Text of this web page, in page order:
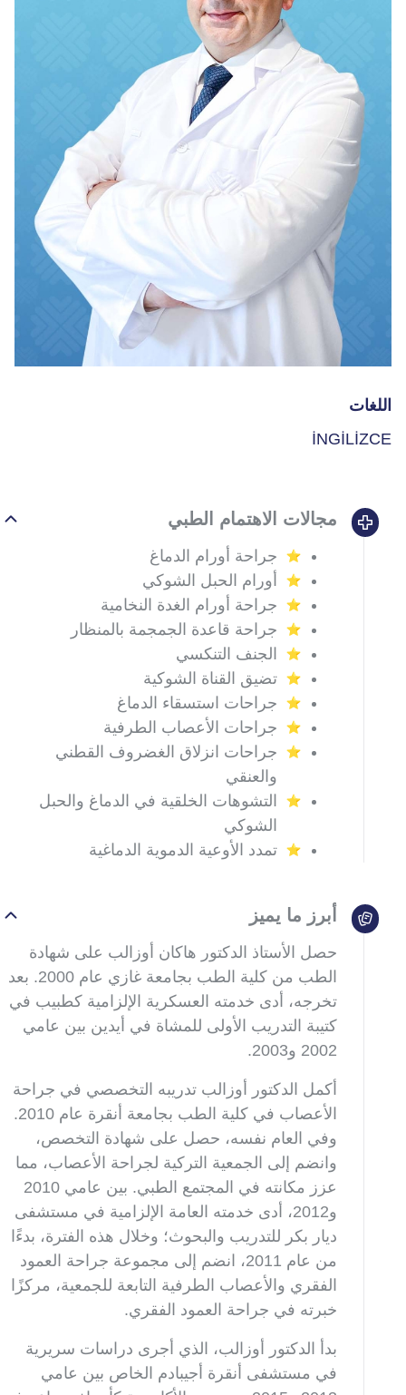
اللغات
İNGİLİZCE
مجالات الاهتمام الطبي
جراحة أورام الدماغ
أورام الحبل الشوكي
جراحة أورام الغدة النخامية
جراحة قاعدة الجمجمة بالمنظار
الجنف التنكسي
تضيق القناة الشوكية
جراحات استسقاء الدماغ
جراحات الأعصاب الطرفية
جراحات انزلاق الغضروف القطني
والعنقي
التشوهات الخلقية في الدماغ والحبل
الشوكي
تمدد الأوعية الدموية الدماغية
أبرز ما يميز
حصل الأستاذ الدكتور هاكان أوزالب على شهادة
الطب من كلية الطب بجامعة غازي عام 2000. بعد
تخرجه، أدى خدمته العسكرية الإلزامية كطبيب في
كتيبة التدريب الأولى للمشاة في أيدين بين عامي
2002 و2003.
أكمل الدكتور أوزالب تدريبه التخصصي في جراحة
الأعصاب في كلية الطب بجامعة أنقرة عام 2010.
وفي العام نفسه، حصل على شهادة التخصص،
وانضم إلى الجمعية التركية لجراحة الأعصاب، مما
عزز مكانته في المجتمع الطبي. بين عامي 2010
و2012، أدى خدمته العامة الإلزامية في مستشفى
ديار بكر للتدريب والبحوث؛ وخلال هذه الفترة، بدءًا
من عام 2011، انضم إلى مجموعة جراحة العمود
الفقري والأعصاب الطرفية التابعة للجمعية، مركزًا
خبرته في جراحة العمود الفقري.
بدأ الدكتور أوزالب، الذي أجرى دراسات سريرية
في مستشفى أنقرة أجيبادم الخاص بين عامي